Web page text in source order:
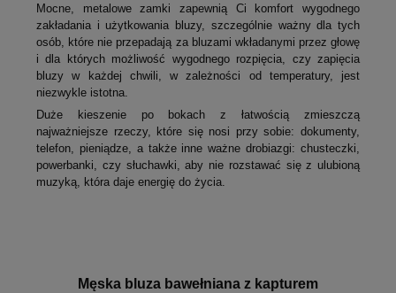
Mocne, metalowe zamki zapewnią Ci komfort wygodnego
zakładania i użytkowania bluzy, szczególnie ważny dla tych
osób, które nie przepadają za bluzami wkładanymi przez głowę
i dla których możliwość wygodnego rozpięcia, czy zapięcia
bluzy w każdej chwili, w zależności od temperatury, jest
niezwykle istotna.
Duże kieszenie po bokach z łatwością zmieszczą
najważniejsze rzeczy, które się nosi przy sobie: dokumenty,
telefon, pieniądze, a także inne ważne drobiazgi: chusteczki,
powerbanki, czy słuchawki, aby nie rozstawać się z ulubioną
muzyką, która daje energię do życia.
Męska bluza bawełniana z kapturem